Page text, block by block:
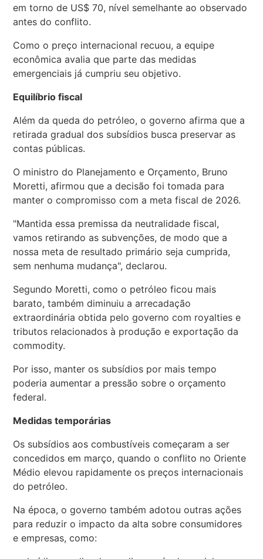
em torno de US$ 70, nível semelhante ao observado
antes do conflito.
Como o preço internacional recuou, a equipe
econômica avalia que parte das medidas
emergenciais já cumpriu seu objetivo.
Equilíbrio fiscal
Além da queda do petróleo, o governo afirma que a
retirada gradual dos subsídios busca preservar as
contas públicas.
O ministro do Planejamento e Orçamento, Bruno
Moretti, afirmou que a decisão foi tomada para
manter o compromisso com a meta fiscal de 2026.
"Mantida essa premissa da neutralidade fiscal,
vamos retirando as subvenções, de modo que a
nossa meta de resultado primário seja cumprida,
sem nenhuma mudança", declarou.
Segundo Moretti, como o petróleo ficou mais
barato, também diminuiu a arrecadação
extraordinária obtida pelo governo com royalties e
tributos relacionados à produção e exportação da
commodity.
Por isso, manter os subsídios por mais tempo
poderia aumentar a pressão sobre o orçamento
federal.
Medidas temporárias
Os subsídios aos combustíveis começaram a ser
concedidos em março, quando o conflito no Oriente
Médio elevou rapidamente os preços internacionais
do petróleo.
Na época, o governo também adotou outras ações
para reduzir o impacto da alta sobre consumidores
e empresas, como: